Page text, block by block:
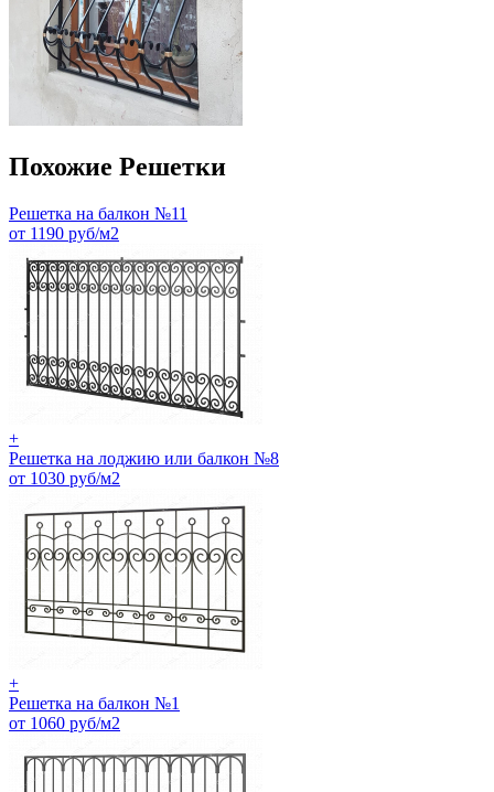
Похожие Решетки
Решетка на балкон №11
от 1190 руб/м2
+
Решетка на лоджию или балкон №8
от 1030 руб/м2
+
Решетка на балкон №1
от 1060 руб/м2